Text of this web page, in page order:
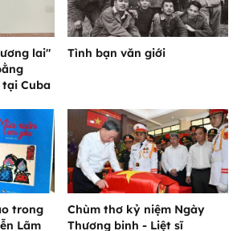
lai"
Cuba
Tình bạn văn giới
trong
Lãm
Chùm thơ kỷ niệm Ngày
Thương binh - Liệt sĩ